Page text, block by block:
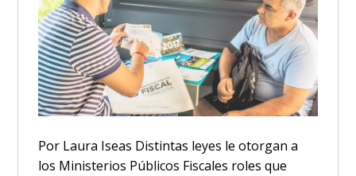
Por Laura Iseas Distintas leyes le otorgan a
los Ministerios Públicos Fiscales roles que